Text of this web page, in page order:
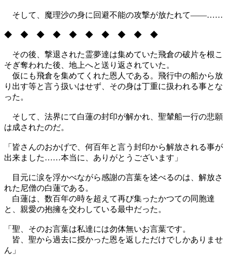
そして、魔理沙の身に回避不能の攻撃が放たれて――……
◆ ◆ ◆ ◆ ◆ ◆ ◆ ◆ ◆ ◆
その後、撃退された霊夢達は集めていた飛倉の破片を根こ
そぎ奪われた後、地上へと送り返されていた。
仮にも飛倉を集めてくれた恩人である。飛行中の船から放
り出す等と言う扱いはせず、その身は丁重に扱われる事とな
った。
そして、法界にて白蓮の封印が解かれ、聖輦船一行の悲願
は成されたのだ。
「皆さんのおかげで、何百年と言う封印から解放される事が
出来ました……本当に、ありがとうございます」
目元に涙を浮かべながら感謝の言葉を述べるのは、解放さ
れた尼僧の白蓮である。
白蓮は、数百年の時を超えて再び集ったかつての同胞達
と、親愛の抱擁を交わしている最中だった。
「聖、そのお言葉は私達には勿体無いお言葉です。
皆、聖から過去に授かった恩を返しただけでしかありませ
ん」